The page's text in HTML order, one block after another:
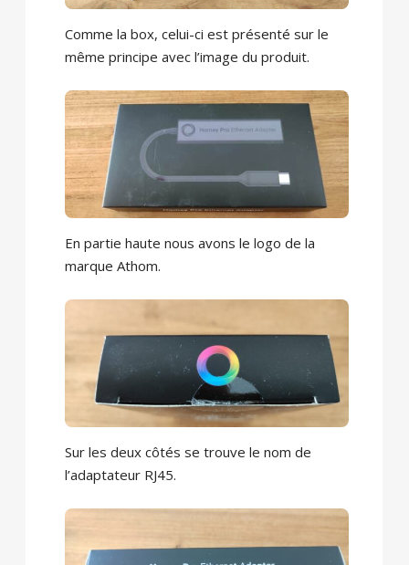
Comme la box, celui-ci est présenté sur le
même principe avec l’image du produit.
En partie haute nous avons le logo de la
marque Athom.
Sur les deux côtés se trouve le nom de
l’adaptateur RJ45.